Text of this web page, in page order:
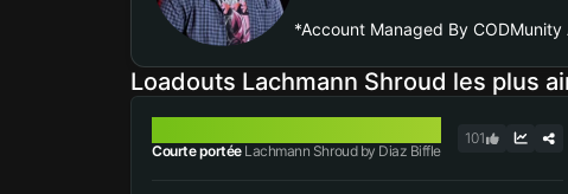
*Account Managed By CODMunity
Loadouts Lachmann Shroud les plus
Courte portéeLachmann Shroud by Diaz Biffle
101